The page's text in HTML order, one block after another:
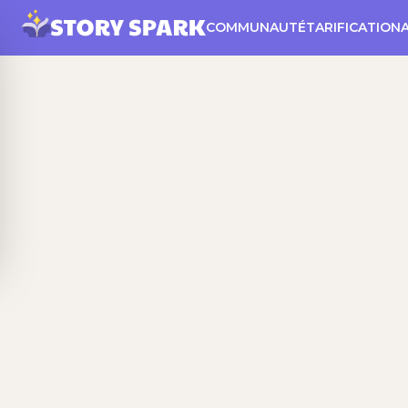
COMMUNAUTÉTARIFICATION